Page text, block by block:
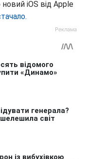
iOS від Apple